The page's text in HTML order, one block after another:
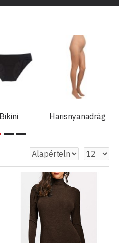
Bikini Harisnyanadrág